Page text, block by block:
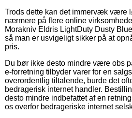
Trods dette kan det immervæk være
nærmere på flere online
Morakniv Eldris LightDuty Dusty
så man er usvigeligt sikker på at
pris.
Du bør ikke desto mindre være obs
e-forretning tilbyder varer for en
overordentlig tiltalende, burde det
bedragerisk internet handler.
desto mindre indbefattet af en
os overfor bedrageriske internet